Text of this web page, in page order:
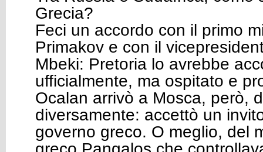
Grecia?
Feci un accordo con il primo
Primakov e con il
Mbeki: Pretoria lo avrebbe
ufficialmente, ma ospitato e
Ocalan arrivò a Mosca, però,
diversamente: accettò un
governo greco. O meglio, del